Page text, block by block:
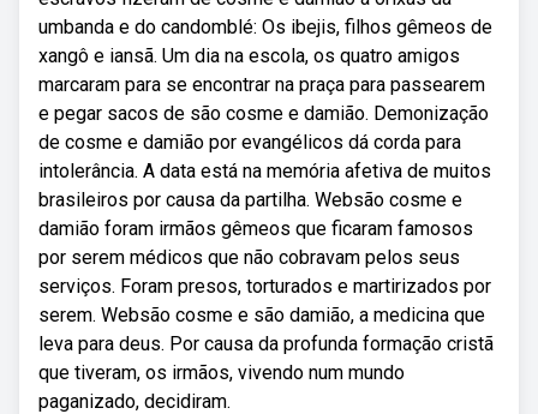
umbanda e do candomblé: Os ibejis, filhos gêmeos de
xangô e iansã. Um dia na escola, os quatro amigos
marcaram para se encontrar na praça para passearem
e pegar sacos de são cosme e damião. Demonização
de cosme e damião por evangélicos dá corda para
intolerância. A data está na memória afetiva de muitos
brasileiros por causa da partilha. Websão cosme e
damião foram irmãos gêmeos que ficaram famosos
por serem médicos que não cobravam pelos seus
serviços. Foram presos, torturados e martirizados por
serem. Websão cosme e são damião, a medicina que
leva para deus. Por causa da profunda formação cristã
que tiveram, os irmãos, vivendo num mundo
paganizado, decidiram.